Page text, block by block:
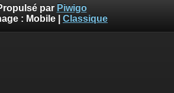
par Piwigo
: Mobile Classique